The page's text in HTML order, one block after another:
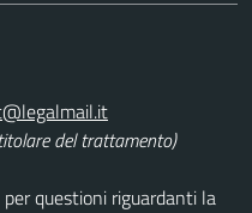
del trattamento)
questioni riguardanti la